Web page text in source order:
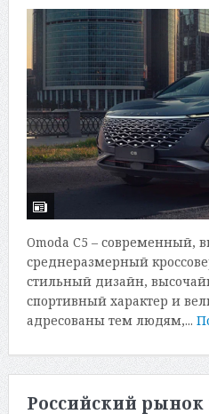
Omoda C5 – современный,
среднеразмерный
стильный дизайн,
спортивный характер и
адресованы тем людям,...
Российский